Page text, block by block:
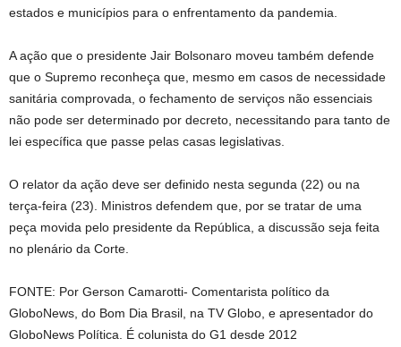
estados e municípios para o enfrentamento da pandemia.
A ação que o presidente Jair Bolsonaro moveu também defende
que o Supremo reconheça que, mesmo em casos de necessidade
sanitária comprovada, o fechamento de serviços não essenciais
não pode ser determinado por decreto, necessitando para tanto de
lei específica que passe pelas casas legislativas.
O relator da ação deve ser definido nesta segunda (22) ou na
terça-feira (23). Ministros defendem que, por se tratar de uma
peça movida pelo presidente da República, a discussão seja feita
no plenário da Corte.
FONTE: Por Gerson Camarotti- Comentarista político da
GloboNews, do Bom Dia Brasil, na TV Globo, e apresentador do
GloboNews Política. É colunista do G1 desde 2012